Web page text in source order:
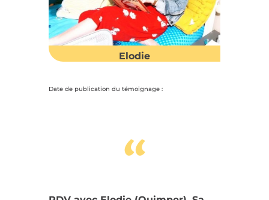
Elodie
Date de publication du témoignage :
“